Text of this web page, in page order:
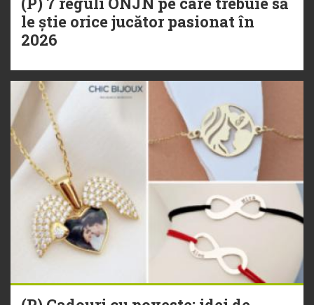
le știe orice jucător pasionat în
2026